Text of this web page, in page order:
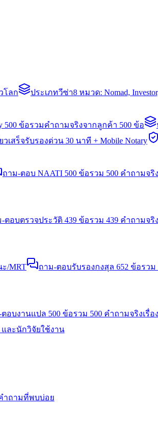
โลก ประเภทวีซ่า8 หมวด: Nomad,
500 ข้อรวมคำถามจริงจากลูกค้า 500 ข้อ
วเสร็จรับรองด่วน 30 นาที + Mobile Notary
ถาม-ตอบ NAATI 500 ข้อรวม 500 คำถามจริ
ตอบตรวจประวัติ 439 ข้อรวม 439 คำถามจริ
/MRT ถาม-ตอบรับรองกงสุล 652 ข้อรวม
อบงานแปล 500 ข้อรวม 500 คำถามจริงเรื่
และนักวิจัยใช้งาน
ำถามที่พบบ่อย